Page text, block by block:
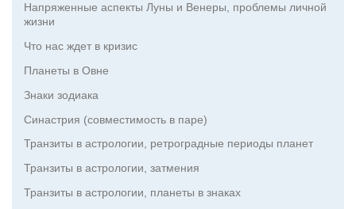
Напряженные аспекты Луны и Венеры, проблемы личной
жизни
Что нас ждет в кризис
Планеты в Овне
Знаки зодиака
Синастрия (совместимость в паре)
Транзиты в астрологии, ретроградные периоды планет
Транзиты в астрологии, затмения
Транзиты в астрологии, планеты в знаках